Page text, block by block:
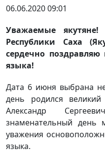
06.06.2020 09:01
Уважаемые
Республики Саха
сердечно поздравляю
языка!
Дата 6 июня выбрана
день родился
Александр
знаменательный
уважения
языка.